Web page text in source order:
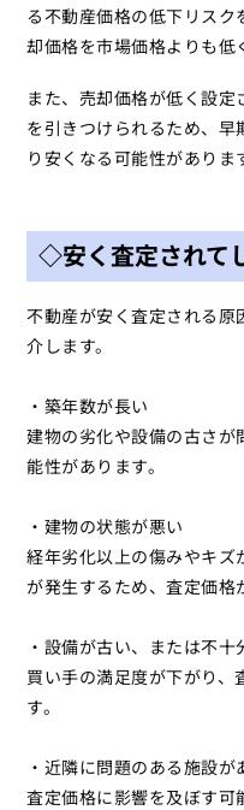
る不動産価格の低下リス
却価格を市場価格よりも低
また、売却価格が低く設
を引きつけられるため、早
り安くなる可能性がありま
◇安く査定されて
不動産が安く査定される原
介します。
・築年数が長い
建物の劣化や設備の古さが
能性があります。
・建物の状態が悪い
経年劣化以上の傷みやキズ
が発生するため、査定価格
・設備が古い、または不十
買い手の満足度が下がり、
す。
・近隣に問題のある施設が
査定価格に影響を及ぼす可